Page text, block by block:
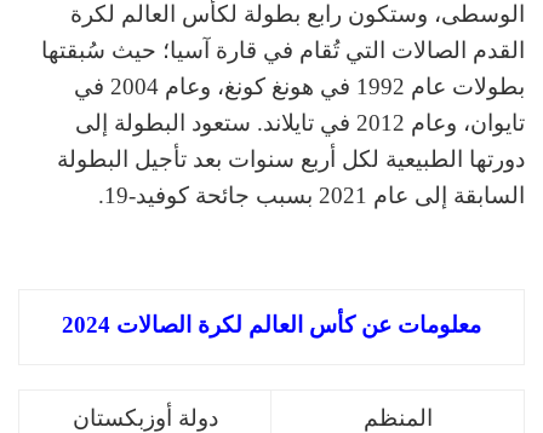
الوسطى، وستكون رابع بطولة لكأس العالم لكرة
القدم الصالات التي تُقام في قارة آسيا؛ حيث سُبقتها
بطولات عام 1992 في هونغ كونغ، وعام 2004 في
تايوان، وعام 2012 في تايلاند. ستعود البطولة إلى
دورتها الطبيعية لكل أربع سنوات بعد تأجيل البطولة
السابقة إلى عام 2021 بسبب جائحة كوفيد-19.
معلومات عن كأس العالم لكرة الصالات 2024
المنظم دولة أوزبكستان